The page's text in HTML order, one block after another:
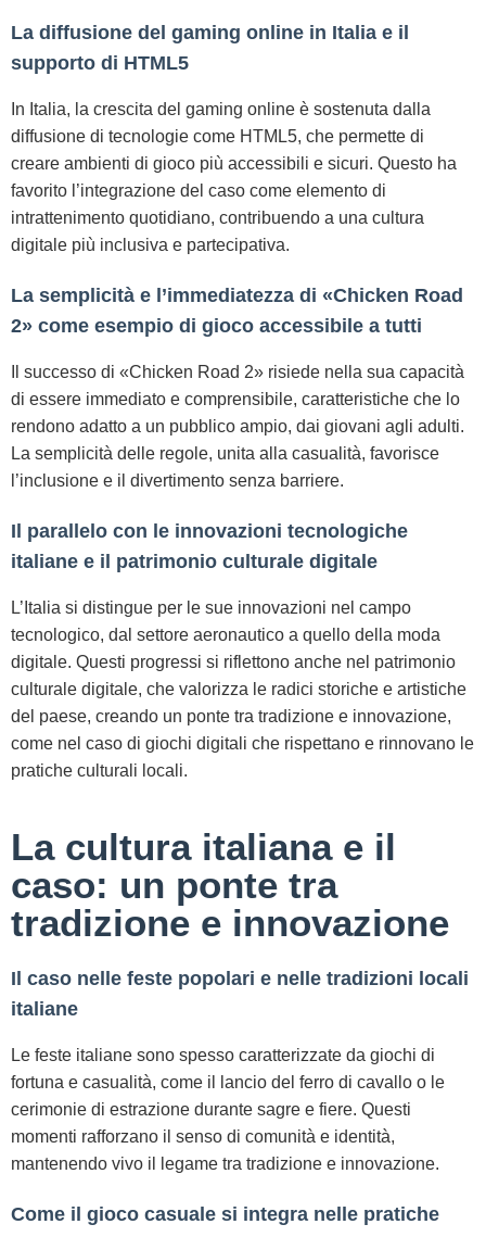
La diffusione del gaming online in Italia e il
supporto di HTML5
In Italia, la crescita del gaming online è sostenuta dalla
diffusione di tecnologie come HTML5, che permette di
creare ambienti di gioco più accessibili e sicuri. Questo ha
favorito l’integrazione del caso come elemento di
intrattenimento quotidiano, contribuendo a una cultura
digitale più inclusiva e partecipativa.
La semplicità e l’immediatezza di «Chicken Road
2» come esempio di gioco accessibile a tutti
Il successo di «Chicken Road 2» risiede nella sua capacità
di essere immediato e comprensibile, caratteristiche che lo
rendono adatto a un pubblico ampio, dai giovani agli adulti.
La semplicità delle regole, unita alla casualità, favorisce
l’inclusione e il divertimento senza barriere.
Il parallelo con le innovazioni tecnologiche
italiane e il patrimonio culturale digitale
L’Italia si distingue per le sue innovazioni nel campo
tecnologico, dal settore aeronautico a quello della moda
digitale. Questi progressi si riflettono anche nel patrimonio
culturale digitale, che valorizza le radici storiche e artistiche
del paese, creando un ponte tra tradizione e innovazione,
come nel caso di giochi digitali che rispettano e rinnovano le
pratiche culturali locali.
La cultura italiana e il
caso: un ponte tra
tradizione e innovazione
Il caso nelle feste popolari e nelle tradizioni locali
italiane
Le feste italiane sono spesso caratterizzate da giochi di
fortuna e casualità, come il lancio del ferro di cavallo o le
cerimonie di estrazione durante sagre e fiere. Questi
momenti rafforzano il senso di comunità e identità,
mantenendo vivo il legame tra tradizione e innovazione.
Come il gioco casuale si integra nelle pratiche